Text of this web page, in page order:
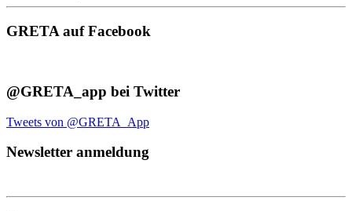
GRETA auf Facebook
@GRETA_app bei Twitter
Tweets von @GRETA_App
Newsletter anmeldung